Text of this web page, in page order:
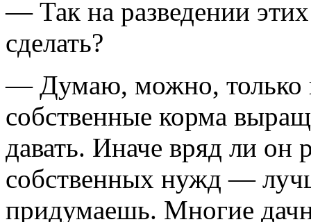
— Так на разведении
сделать?
— Думаю, можно, только
собственные корма
давать. Иначе вряд ли он
собственных нужд —
придумаешь. Многие